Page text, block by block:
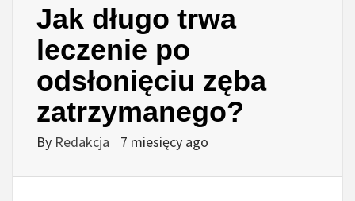
Jak długo trwa
leczenie po
odsłonięciu zęba
zatrzymanego?
By Redakcja 7 miesięcy ago